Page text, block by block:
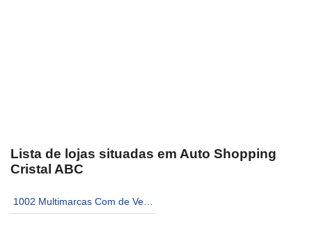
Lista de lojas situadas em Auto Shopping
Cristal ABC
1002 Multimarcas Com de Veículos